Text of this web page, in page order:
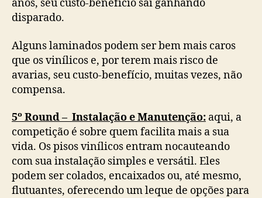
anos, seu custo-benefício sai ganhando
disparado.
Alguns laminados podem ser bem mais caros
que os vinílicos e, por terem mais risco de
avarias, seu custo-benefício, muitas vezes, não
compensa.
5º Round – Instalação e Manutenção: aqui, a
competição é sobre quem facilita mais a sua
vida. Os pisos vinílicos entram nocauteando
com sua instalação simples e versátil. Eles
podem ser colados, encaixados ou, até mesmo,
flutuantes, oferecendo um leque de opções para